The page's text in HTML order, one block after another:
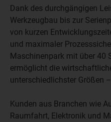
Dank des durchgängigen
Werkzeugbau bis zur
von kurzen
und maximaler
Maschinenpark mit über 40
ermöglicht die
unterschiedlichster Größen
Kunden aus Branchen wie
Raumfahrt, Elektronik und